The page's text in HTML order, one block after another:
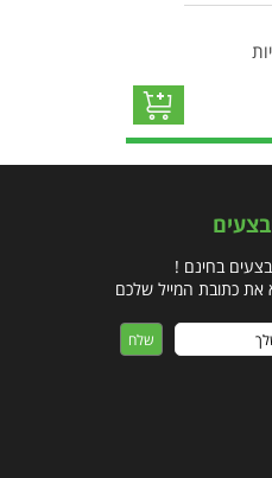
בחינם !
כתובת המייל שלכם